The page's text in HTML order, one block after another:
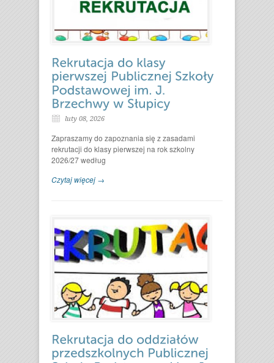
luty 08, 2026
Zapraszamy do zapoznania się z zasadami
rekrutacji do klasy pierwszej na rok szkolny
2026/27 według
Czytaj więcej →